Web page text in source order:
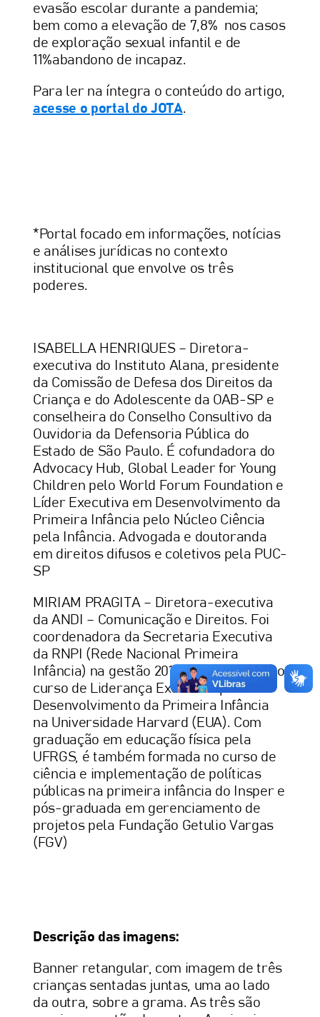
evasão escolar durante a pandemia;
bem como a elevação de 7,8% nos casos
de exploração sexual infantil e de
11%abandono de incapaz.
Para ler na íntegra o conteúdo do artigo,
acesse o portal do JOTA.
*Portal focado em informações, notícias
e análises jurídicas no contexto
institucional que envolve os três
poderes.
ISABELLA HENRIQUES – Diretora-
executiva do Instituto Alana, presidente
da Comissão de Defesa dos Direitos da
Criança e do Adolescente da OAB-SP e
conselheira do Conselho Consultivo da
Ouvidoria da Defensoria Pública do
Estado de São Paulo. É cofundadora do
Advocacy Hub, Global Leader for Young
Children pelo World Forum Foundation e
Líder Executiva em Desenvolvimento da
Primeira Infância pelo Núcleo Ciência
pela Infância. Advogada e doutoranda
em direitos difusos e coletivos pela PUC-
SP
MIRIAM PRAGITA – Diretora-executiva
da ANDI – Comunicação e Direitos. Foi
coordenadora da Secretaria Executiva
da RNPI (Rede Nacional Primeira
Infância) na gestão 2018-2021. Concluiu o
curso de Liderança Executiva para o
Desenvolvimento da Primeira Infância
na Universidade Harvard (EUA). Com
graduação em educação física pela
UFRGS, é também formada no curso de
ciência e implementação de políticas
públicas na primeira infância do Insper e
pós-graduada em gerenciamento de
projetos pela Fundação Getulio Vargas
(FGV)
Descrição das imagens:
Banner retangular, com imagem de três
crianças sentadas juntas, uma ao lado
da outra, sobre a grama. As três são